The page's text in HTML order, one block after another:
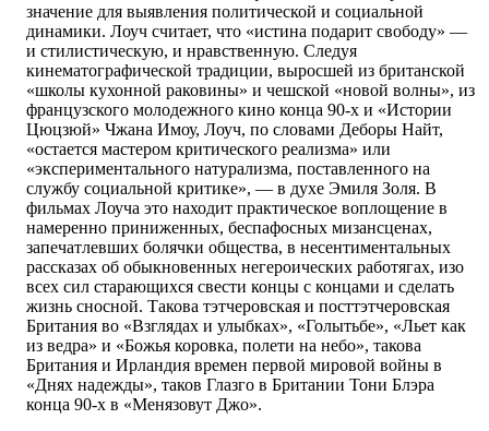
значение для выявления политической и социальной
динамики. Лоуч считает, что «истина подарит свободу» —
и стилистическую, и нравственную. Следуя
кинематографической традиции, выросшей из британской
«школы кухонной раковины» и чешской «новой волны», из
французского молодежного кино конца 90-х и «Истории
Цюцзюй» Чжана Имоу, Лоуч, по словами Деборы Найт,
«остается мастером критического реализма» или
«экспериментального натурализма, поставленного на
службу социальной критике», — в духе Эмиля Золя. В
фильмах Лоуча это находит практическое воплощение в
намеренно приниженных, беспафосных мизансценах,
запечатлевших болячки общества, в несентиментальных
рассказах об обыкновенных негероических работягах, изо
всех сил старающихся свести концы с концами и сделать
жизнь сносной. Такова тэтчеровская и посттэтчеровская
Британия во «Взглядах и улыбках», «Голытьбе», «Льет как
из ведра» и «Божья коровка, полети на небо», такова
Британия и Ирландия времен первой мировой войны в
«Днях надежды», таков Глазго в Британии Тони Блэра
конца 90-х в «Менязовут Джо».